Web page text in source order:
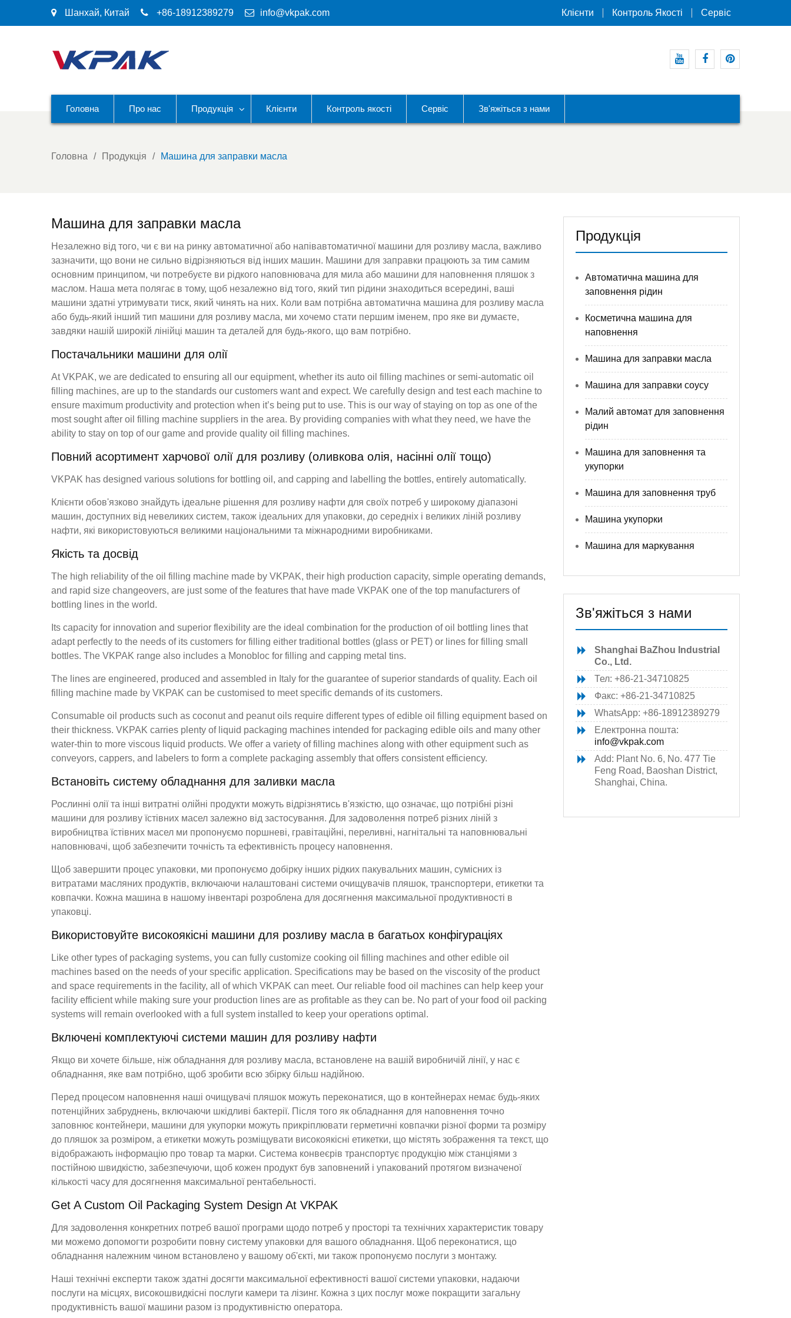
Шанхай, Китай +86-18912389279 info@vkpak.com Клієнти Контроль Якості Сервіс
Головна Про нас Продукція Клієнти Контроль якості Сервіс Зв'яжіться з нами
Головна Продукція Машина для заправки масла
Машина для заправки масла
Незалежно від того, чи є ви на ринку автоматичної або напівавтоматичної машини для розливу масла, важливо
зазначити, що вони не сильно відрізняються від інших машин. Машини для заправки працюють за тим самим
основним принципом, чи потребуєте ви рідкого наповнювача для мила або машини для наповнення пляшок з
маслом. Наша мета полягає в тому, щоб незалежно від того, який тип рідини знаходиться всередині, ваші
машини здатні утримувати тиск, який чинять на них. Коли вам потрібна автоматична машина для розливу масла
або будь-який інший тип машини для розливу масла, ми хочемо стати першим іменем, про яке ви думаєте,
завдяки нашій широкій лінійці машин та деталей для будь-якого, що вам потрібно.
Постачальники машини для олії
At VKPAK, we are dedicated to ensuring all our equipment, whether its auto oil filling machines or semi-automatic oil
filling machines, are up to the standards our customers want and expect. We carefully design and test each machine to
ensure maximum productivity and protection when it’s being put to use. This is our way of staying on top as one of the
most sought after oil filling machine suppliers in the area. By providing companies with what they need, we have the
ability to stay on top of our game and provide quality oil filling machines.
Повний асортимент харчової олії для розливу (оливкова олія, насінні олії тощо)
VKPAK has designed various solutions for bottling oil, and capping and labelling the bottles, entirely automatically.
Клієнти обов'язково знайдуть ідеальне рішення для розливу нафти для своїх потреб у широкому діапазоні
машин, доступних від невеликих систем, також ідеальних для упаковки, до середніх і великих ліній розливу
нафти, які використовуються великими національними та міжнародними виробниками.
Якість та досвід
The high reliability of the oil filling machine made by VKPAK, their high production capacity, simple operating demands,
and rapid size changeovers, are just some of the features that have made VKPAK one of the top manufacturers of
bottling lines in the world.
Its capacity for innovation and superior flexibility are the ideal combination for the production of oil bottling lines that
adapt perfectly to the needs of its customers for filling either traditional bottles (glass or PET) or lines for filling small
bottles. The VKPAK range also includes a Monobloc for filling and capping metal tins.
The lines are engineered, produced and assembled in Italy for the guarantee of superior standards of quality. Each oil
filling machine made by VKPAK can be customised to meet specific demands of its customers.
Consumable oil products such as coconut and peanut oils require different types of edible oil filling equipment based on
their thickness. VKPAK carries plenty of liquid packaging machines intended for packaging edible oils and many other
water-thin to more viscous liquid products. We offer a variety of filling machines along with other equipment such as
conveyors, cappers, and labelers to form a complete packaging assembly that offers consistent efficiency.
Встановіть систему обладнання для заливки масла
Рослинні олії та інші витратні олійні продукти можуть відрізнятись в'язкістю, що означає, що потрібні різні
машини для розливу їстівних масел залежно від застосування. Для задоволення потреб різних ліній з
виробництва їстівних масел ми пропонуємо поршневі, гравітаційні, переливні, нагнітальні та наповнювальні
наповнювачі, щоб забезпечити точність та ефективність процесу наповнення.
Щоб завершити процес упаковки, ми пропонуємо добірку інших рідких пакувальних машин, сумісних із
витратами масляних продуктів, включаючи налаштовані системи очищувачів пляшок, транспортери, етикетки та
ковпачки. Кожна машина в нашому інвентарі розроблена для досягнення максимальної продуктивності в
упаковці.
Використовуйте високоякісні машини для розливу масла в багатьох конфігураціях
Like other types of packaging systems, you can fully customize cooking oil filling machines and other edible oil
machines based on the needs of your specific application. Specifications may be based on the viscosity of the product
and space requirements in the facility, all of which VKPAK can meet. Our reliable food oil machines can help keep your
facility efficient while making sure your production lines are as profitable as they can be. No part of your food oil packing
systems will remain overlooked with a full system installed to keep your operations optimal.
Включені комплектуючі системи машин для розливу нафти
Якщо ви хочете більше, ніж обладнання для розливу масла, встановлене на вашій виробничій лінії, у нас є
обладнання, яке вам потрібно, щоб зробити всю збірку більш надійною.
Перед процесом наповнення наші очищувачі пляшок можуть переконатися, що в контейнерах немає будь-яких
потенційних забруднень, включаючи шкідливі бактерії. Після того як обладнання для наповнення точно
заповнює контейнери, машини для укупорки можуть прикріплювати герметичні ковпачки різної форми та розміру
до пляшок за розміром, а етикетки можуть розміщувати високоякісні етикетки, що містять зображення та текст, що
відображають інформацію про товар та марки. Система конвеєрів транспортує продукцію між станціями з
постійною швидкістю, забезпечуючи, щоб кожен продукт був заповнений і упакований протягом визначеної
кількості часу для досягнення максимальної рентабельності.
Get A Custom Oil Packaging System Design At VKPAK
Для задоволення конкретних потреб вашої програми щодо потреб у просторі та технічних характеристик товару
ми можемо допомогти розробити повну систему упаковки для вашого обладнання. Щоб переконатися, що
обладнання належним чином встановлено у вашому об'єкті, ми також пропонуємо послуги з монтажу.
Наші технічні експерти також здатні досягти максимальної ефективності вашої системи упаковки, надаючи
послуги на місцях, високошвидкісні послуги камери та лізинг. Кожна з цих послуг може покращити загальну
продуктивність вашої машини разом із продуктивністю оператора.
Продукція
Автоматична машина для
заповнення рідин
Косметична машина для
наповнення
Машина для заправки масла
Машина для заправки соусу
Малий автомат для заповнення
рідин
Машина для заповнення та
укупорки
Машина для заповнення труб
Машина укупорки
Машина для маркування
Зв'яжіться з нами
Shanghai BaZhou Industrial
Co., Ltd.
Тел: +86-21-34710825
Факс: +86-21-34710825
WhatsApp: +86-18912389279
Електронна пошта:
info@vkpak.com
Add: Plant No. 6, No. 477 Tie
Feng Road, Baoshan District,
Shanghai, China.